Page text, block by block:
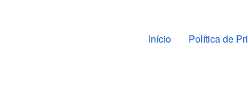
Pular para o conteúdo
Início Política de